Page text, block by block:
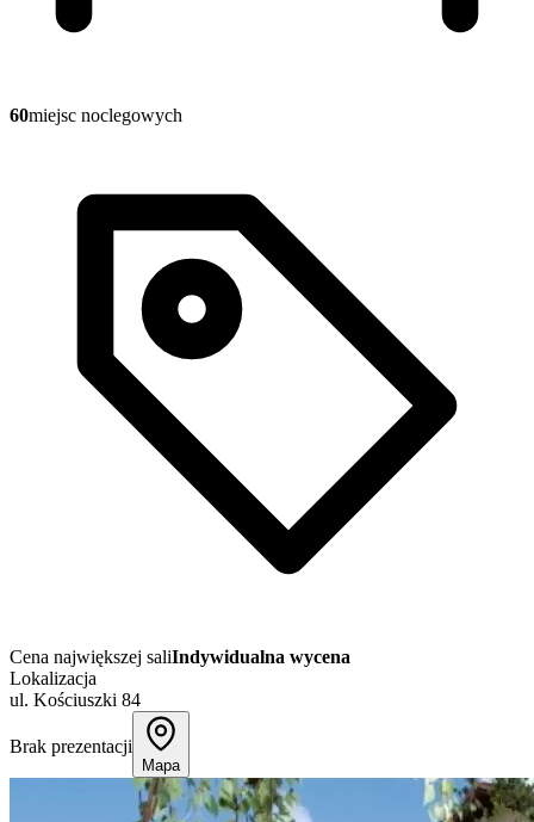
60miejsc noclegowych
Cena największej saliIndywidualna wycena
Lokalizacja
ul. Kościuszki 84
Brak prezentacji
Mapa